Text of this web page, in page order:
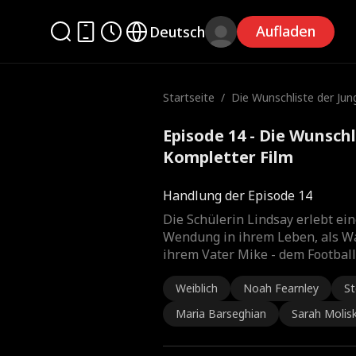
Deutsch Aufladen
Startseite / Die Wunschliste der
Episode 14 - Die
Kompletter Film
Handlung der Episode 14
Die Schülerin Lindsay erlebt
Wendung in ihrem Leben, als
ihrem Vater Mike - dem
Weiblich Noah Fearnley
Maria Barseghian
Sarah